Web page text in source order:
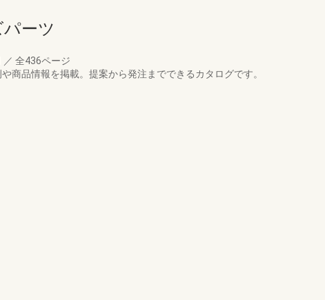
ーツ
／ 全436ページ
商品情報を掲載。提案から発注までできるカタログです。